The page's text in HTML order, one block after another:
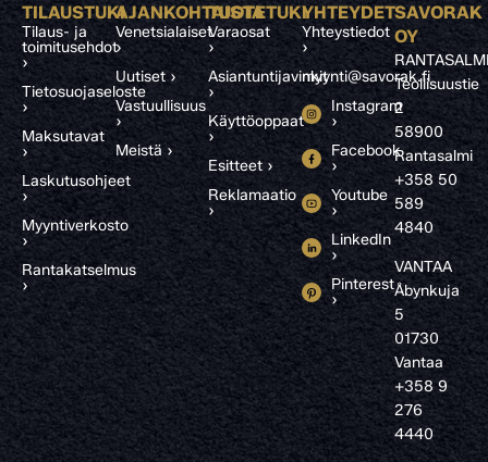
TILAUSTUKI
Tilaus- ja
toimitusehdot
›
Tietosuojaseloste
›
Maksutavat
›
Laskutusohjeet
›
Myyntiverkosto
›
Rantakatselmus
›
AJANKOHTAISTA
Venetsialaiset
›
Uutiset ›
Vastuullisuus
›
Meistä ›
TUOTETUKI
Varaosat
›
Asiantuntijavinkit
›
Käyttöoppaat
›
Esitteet ›
Reklamaatio
›
YHTEYDET
Yhteystiedot
›
myynti@savorak.fi
Instagram
›
Facebook
›
Youtube
›
LinkedIn
›
Pinterest
›
SAVORAK
OY
Teollisuustie
2
58900
Rantasalmi
+358 50
589
4840
VANTAA
Åbynkuja
5
01730
Vantaa
+358 9
276
4440